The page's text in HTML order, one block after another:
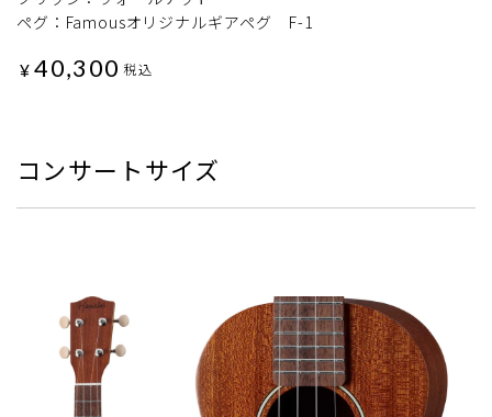
ペグ：Famousオリジナルギアペグ F-1
¥ 40,300 税込
コンサートサイズ